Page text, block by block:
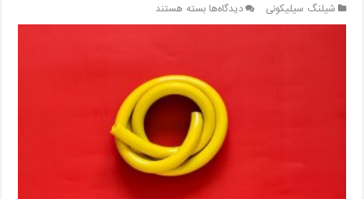
شیلنگ سیلیکونی دیدگاه‌هابرای
قیمت
بسته هستند